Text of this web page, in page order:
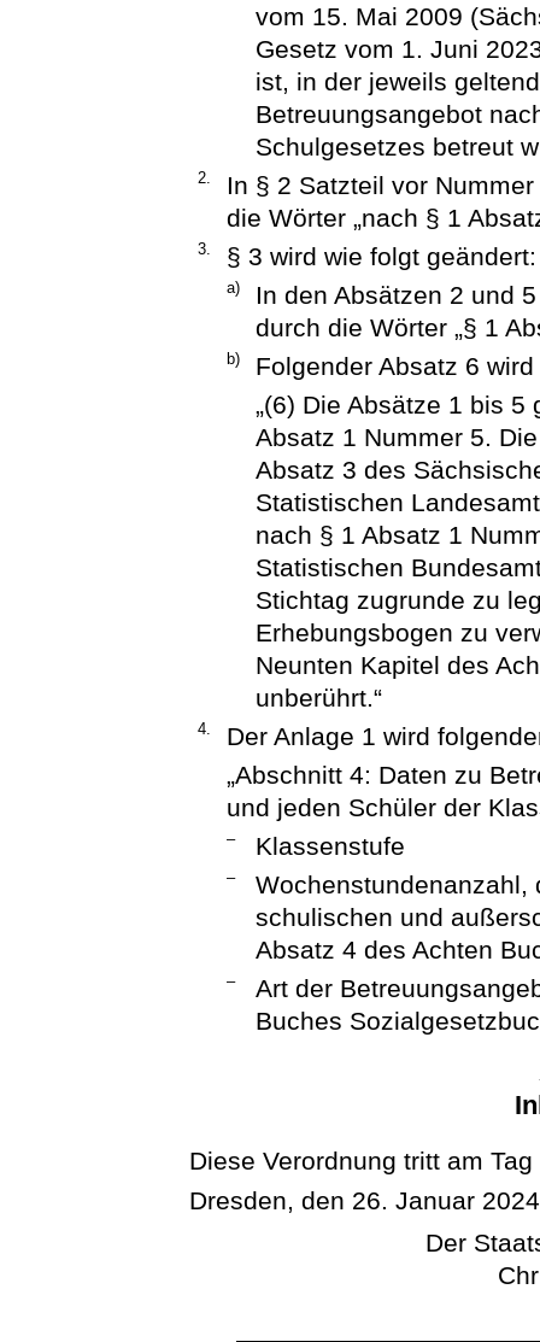
vom 15. Mai 2009
Gesetz vom 1. Juni
ist, in der jeweils
Betreuungsangebot
Schulgesetzes betreut
2.
In § 2 Satzteil vor
die Wörter „nach § 1
3. § 3 wird wie folgt geändert:
a)
In den Absätzen 2 und
durch die Wörter „§ 1
b)
Folgender Absatz 6
„(6) Die Absätze 1 bis
Absatz 1 Nummer 5.
Absatz 3 des
Statistischen
nach § 1 Absatz 1
Statistischen
Stichtag zugrunde zu
Erhebungsbogen zu
Neunten Kapitel des
unberührt.“
4.
Der Anlage 1 wird
„Abschnitt 4: Daten zu
und jeden Schüler der
– Klassenstufe
–
Wochenstundenanzahl,
schulischen und
Absatz 4 des Achten
–
Art der
Buches
Diese Verordnung tritt am
Dresden, den 26. Januar 2024
Der